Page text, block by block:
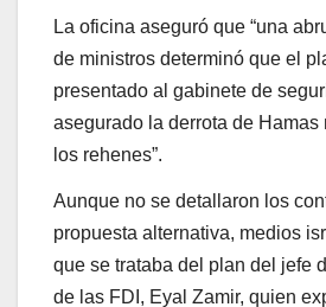
La oficina aseguró que “una
de ministros determinó que el
presentado al gabinete de
asegurado la derrota de Hamas
los rehenes”.
Aunque no se detallaron los
propuesta alternativa, medios
que se trataba del plan del jefe
de las FDI, Eyal Zamir, quien